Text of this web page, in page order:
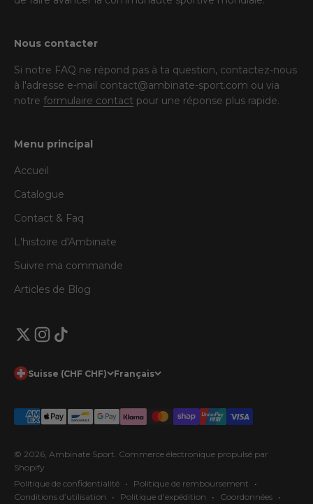
Nous contacter
Si notre FAQ ne répond pas à ta question, contactez-nous
à l'adresse e-mail contact@ambinate-sport.com ou via
notre formulaire contact pour une réponse plus rapide.
Menu principal
Accueil
Catalogue
Contact & Faq
L'histoire d'Ambinate
Suivre ma commande
Articles de Blog
Suisse (CHF CHF) Français
© 2026, Ambinate Sport. Commerce électronique propulsé par
Shopify
Politique de confidentialité
Politique de remboursement
Conditions d’utilisation
Politique d’expédition Coordonnées